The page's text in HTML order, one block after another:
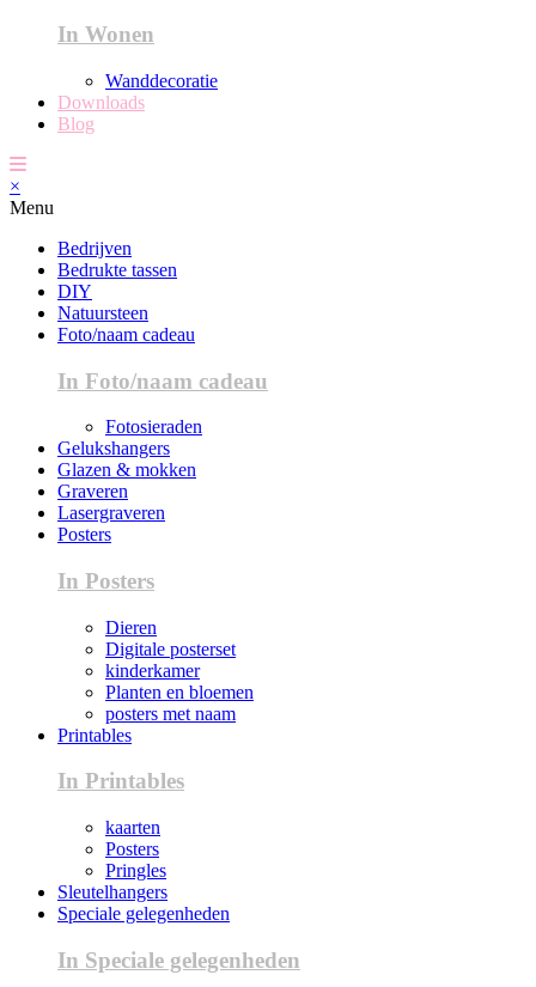
In Wonen
Wanddecoratie
Downloads
Blog
×
Menu
Bedrijven
Bedrukte tassen
DIY
Natuursteen
Foto/naam cadeau
In Foto/naam cadeau
Fotosieraden
Gelukshangers
Glazen & mokken
Graveren
Lasergraveren
Posters
In Posters
Dieren
Digitale posterset
kinderkamer
Planten en bloemen
posters met naam
Printables
In Printables
kaarten
Posters
Pringles
Sleutelhangers
Speciale gelegenheden
In Speciale gelegenheden